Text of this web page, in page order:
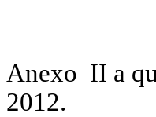
Anexo II
2012.